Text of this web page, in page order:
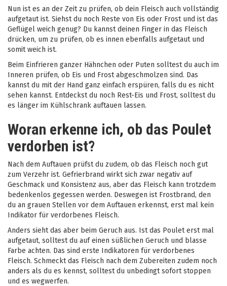
Nun ist es an der Zeit zu prüfen, ob dein Fleisch auch vollständig
aufgetaut ist. Siehst du noch Reste von Eis oder Frost und ist das
Geflügel weich genug? Du kannst deinen Finger in das Fleisch
drücken, um zu prüfen, ob es innen ebenfalls aufgetaut und
somit weich ist.
Beim Einfrieren ganzer Hähnchen oder Puten solltest du auch im
Inneren prüfen, ob Eis und Frost abgeschmolzen sind. Das
kannst du mit der Hand ganz einfach erspüren, falls du es nicht
sehen kannst. Entdeckst du noch Rest-Eis und Frost, solltest du
es länger im Kühlschrank auftauen lassen.
Woran erkenne ich, ob das Poulet
verdorben ist?
Nach dem Auftauen prüfst du zudem, ob das Fleisch noch gut
zum Verzehr ist. Gefrierbrand wirkt sich zwar negativ auf
Geschmack und Konsistenz aus, aber das Fleisch kann trotzdem
bedenkenlos gegessen werden. Deswegen ist Frostbrand, den
du an grauen Stellen vor dem Auftauen erkennst, erst mal kein
Indikator für verdorbenes Fleisch.
Anders sieht das aber beim Geruch aus. Ist das Poulet erst mal
aufgetaut, solltest du auf einen süßlichen Geruch und blasse
Farbe achten. Das sind erste Indikatoren für verdorbenes
Fleisch. Schmeckt das Fleisch nach dem Zubereiten zudem noch
anders als du es kennst, solltest du unbedingt sofort stoppen
und es wegwerfen.